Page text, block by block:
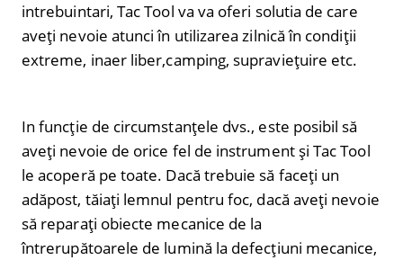
intrebuintari, Tac Tool va va oferi solutia de care
aveți nevoie atunci în utilizarea zilnică în condiții
extreme, inaer liber,camping, supraviețuire etc.
In funcție de circumstanțele dvs., este posibil să
aveți nevoie de orice fel de instrument și Tac Tool
le acoperă pe toate. Dacă trebuie să faceți un
adăpost, tăiați lemnul pentru foc, dacă aveți nevoie
să reparați obiecte mecanice de la
întrerupătoarele de lumină la defecțiuni mecanice,